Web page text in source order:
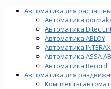
Автоматика для
Автоматика
Автоматика Ditec
Автоматика ABLOY
Автоматика INTERAX
Автоматика ASSA
Автоматика Record
Автоматика для
Комплекты